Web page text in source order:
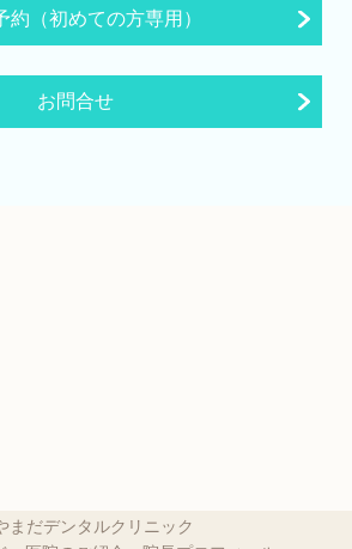
約（初めての方専用）
お問合せ
まだデンタルクリニック